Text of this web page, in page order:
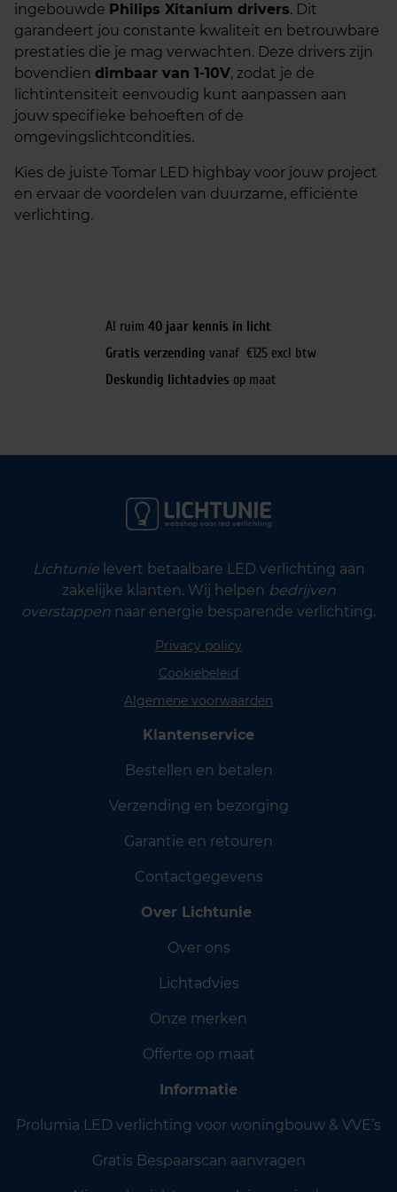
ingebouwde Philips Xitanium drivers. Dit
garandeert jou constante kwaliteit en betrouwbare
prestaties die je mag verwachten. Deze drivers zijn
bovendien dimbaar van 1-10V, zodat je de
lichtintensiteit eenvoudig kunt aanpassen aan
jouw specifieke behoeften of de
omgevingslichtcondities.
Kies de juiste Tomar LED highbay voor jouw project
en ervaar de voordelen van duurzame, efficiënte
verlichting.
Al ruim 40 jaar kennis in licht
Gratis verzending vanaf €125 excl btw
Deskundig lichtadvies op maat
Lichtunielevert betaalbare LED verlichting aan
zakelijke klanten. Wij helpen bedrijven
overstappen naar energie besparende verlichting.
Privacy policy
Cookiebeleid
Algemene voorwaarden
Klantenservice
Bestellen en betalen
Verzending en bezorging
Garantie en retouren
Contactgegevens
Over Lichtunie
Over ons
Lichtadvies
Onze merken
Offerte op maat
Informatie
Prolumia LED verlichting voor woningbouw & VVE’s
Gratis Bespaarscan aanvragen